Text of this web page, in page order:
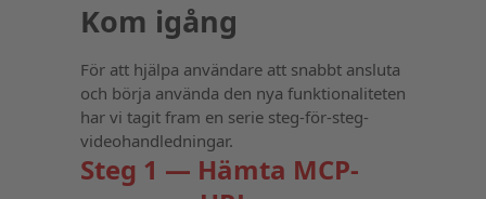
Kom igång
För att hjälpa användare att snabbt ansluta
och börja använda den nya funktionaliteten
har vi tagit fram en serie steg-för-steg-
videohandledningar.
Steg 1 — Hämta MCP-